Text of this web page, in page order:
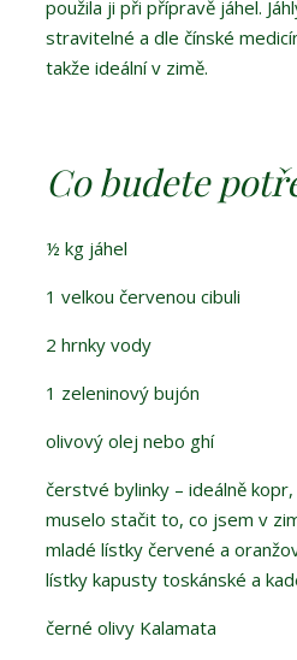
použila ji při přípravě jáhel.
stravitelné a dle čínské
takže ideální v zimě.
Co budete
½ kg jáhel
1 velkou červenou cibuli
2 hrnky vody
1 zeleninový bujón
olivový olej nebo ghí
čerstvé bylinky – ideálně
muselo stačit to, co jsem v
mladé lístky červené a
lístky kapusty toskánské a
černé olivy Kalamata